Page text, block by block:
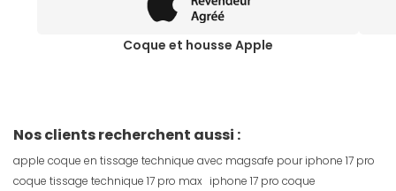
Coque et housse Apple
Nos clients recherchent aussi :
apple coque en tissage technique avec magsafe pour iphone 17 pro
coque tissage technique 17 pro max iphone 17 pro coque